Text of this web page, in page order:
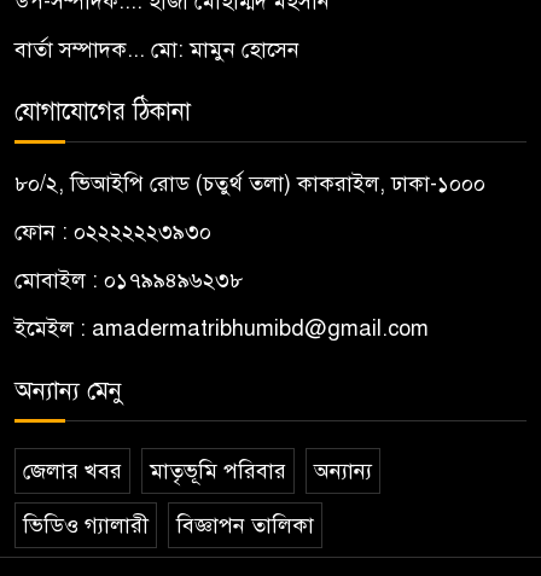
বার্তা সম্পাদক... মো: মামুন হোসেন
যোগাযোগের ঠিকানা
৮০/২, ভিআইপি রোড (চতুর্থ তলা) কাকরাইল, ঢাকা-১০০০
ফোন : ০২২২২২২৩৯৩০
মোবাইল : ০১৭৯৯৪৯৬২৩৮
ইমেইল : amadermatribhumibd@gmail.com
অন্যান্য মেনু
জেলার খবর মাতৃভূমি পরিবার অন্যান্য
ভিডিও গ্যালারী বিজ্ঞাপন তালিকা